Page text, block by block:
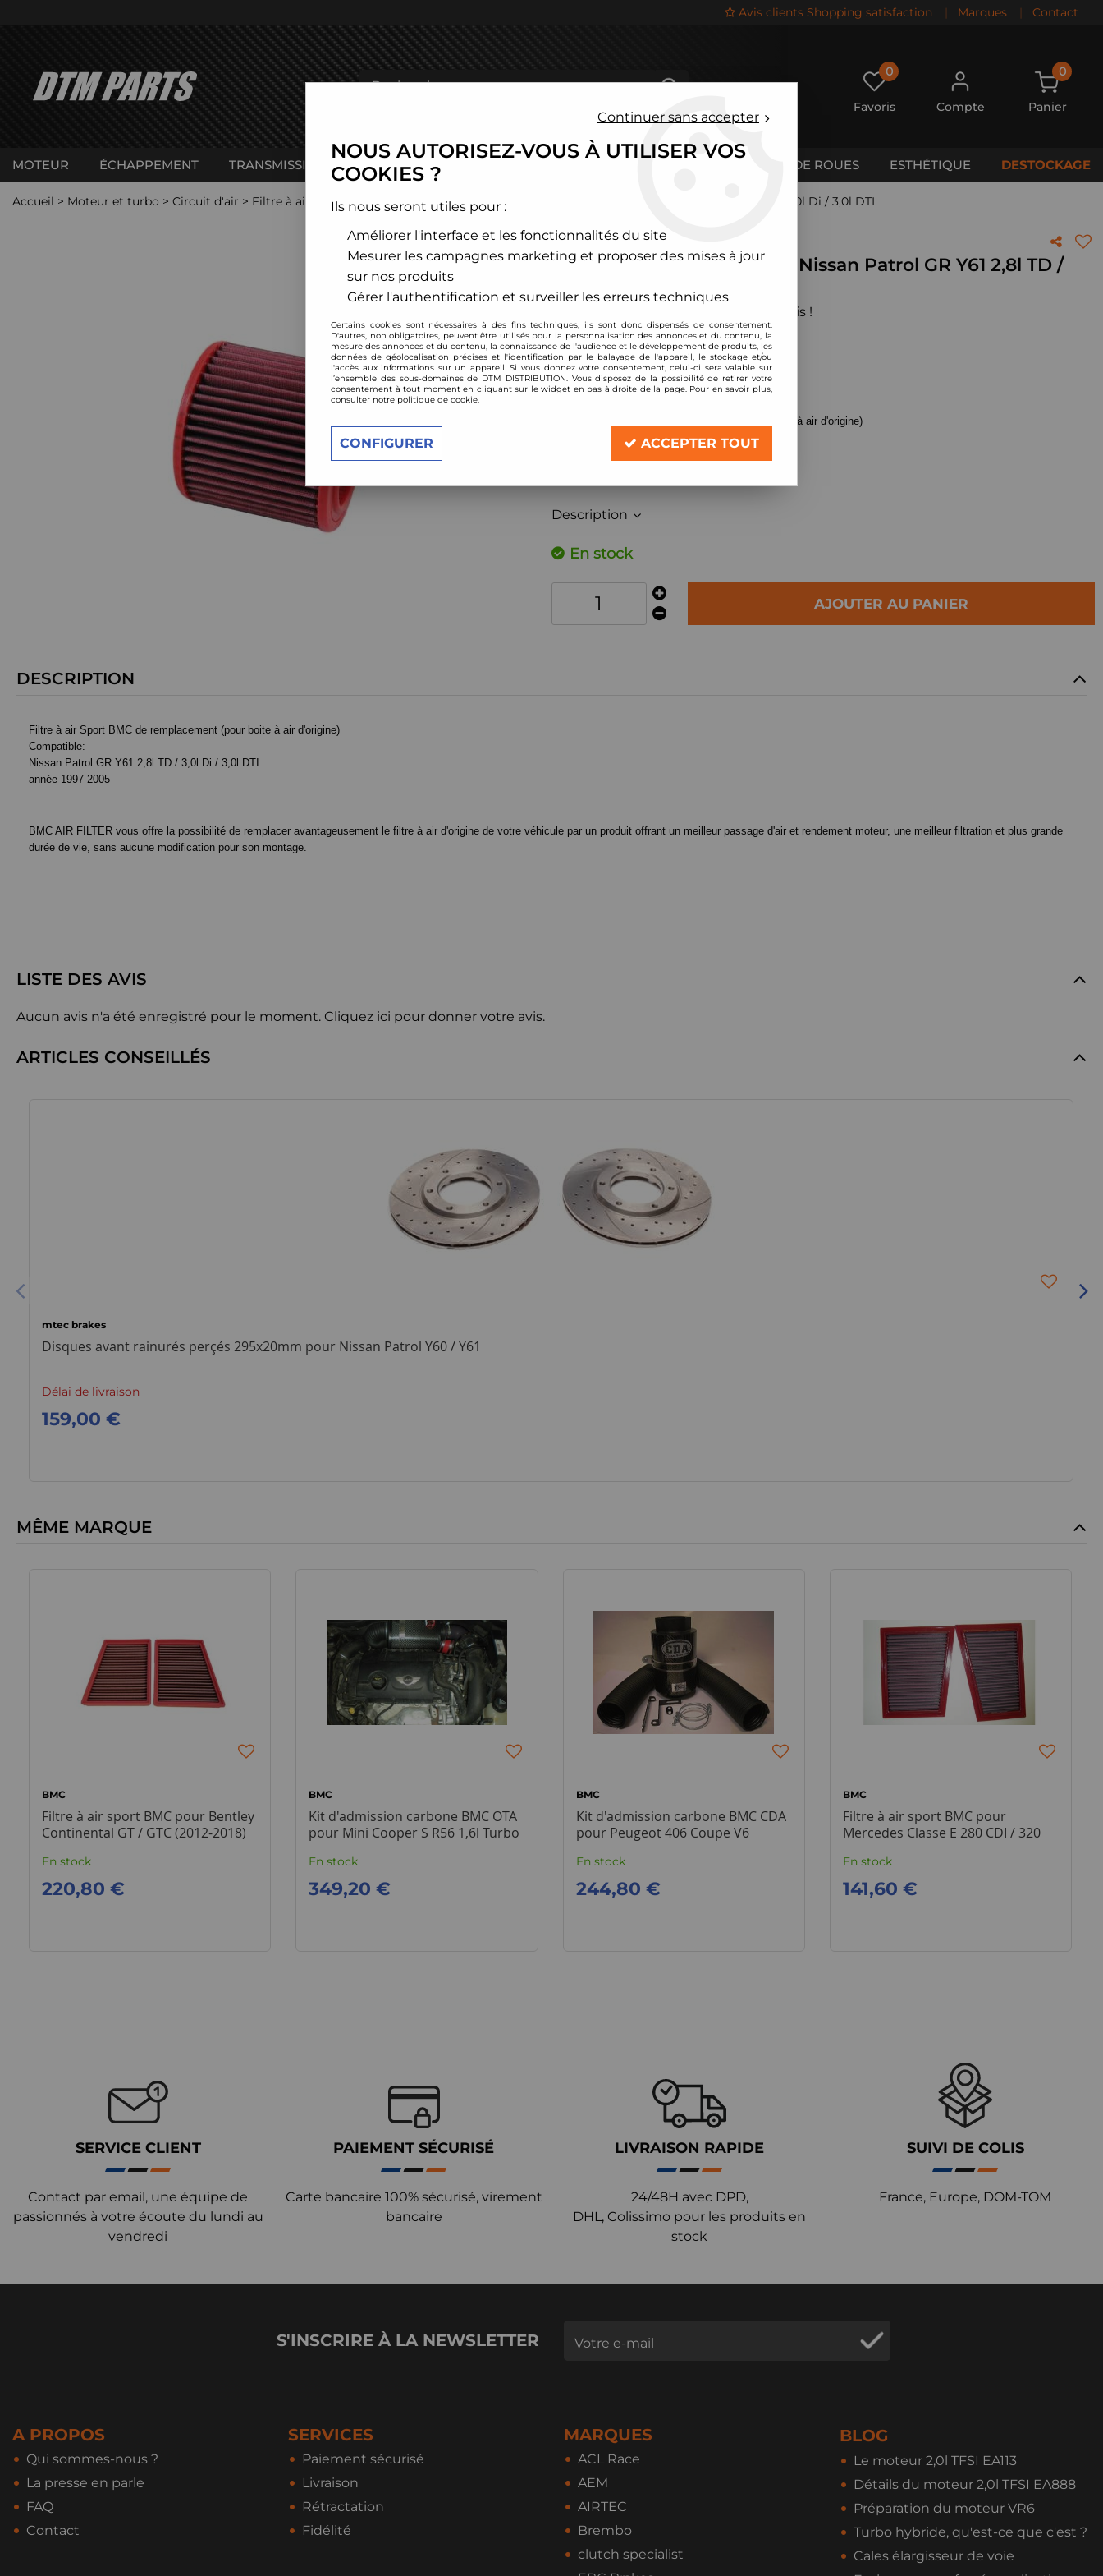
Avis clients Shopping satisfaction | Marques | Contact
0
Favoris Compte
0
Panier
MOTEUR ÉCHAPPEMENT TRANSMISSION CHÂSSIS CALES DE ROUES ESTHÉTIQUE DESTOCKAGE
Accueil > Moteur et turbo > Circuit d'air > Filtre à air sport > Nissan >Patrol >Filtre à air sport BMC pour Nissan Patrol GR Y61 2,8l TD / 3,0l Di / 3,0l DTI
BMC
Filtre à air sport BMC pour Nissan Patrol GR Y61 2,8l TD /
Soyez le premier à donner votre avis !
74,40 €TTC
Réf. : 229/07
Filtre à air Sport BMC de remplacement (pour boite à air d'origine)
Nissan Patrol GR Y61 2,8l TD / 3,0l Di / 3,0l DTI
Description
En stock
AJOUTER AU PANIER
DESCRIPTION
Filtre à air Sport BMC de remplacement (pour boite à air d'origine)
Compatible:
Nissan Patrol GR Y61 2,8l TD / 3,0l Di / 3,0l DTI
année 1997-2005
BMC AIR FILTER vous offre la possibilité de remplacer avantageusement le filtre à air d'origine de votre véhicule par un produit offrant un meilleur passage d'air et rendement moteur, une meilleur filtration et plus grande
durée de vie, sans aucune modification pour son montage.
LISTE DES AVIS
Aucun avis n'a été enregistré pour le moment. Cliquez ici pour donner votre avis.
ARTICLES CONSEILLÉS
mtec brakes
Disques avant rainurés perçés 295x20mm pour Nissan Patrol Y60 / Y61
Délai de livraison
159,00 €
MÊME MARQUE
BMC
Filtre à air sport BMC pour Bentley
Continental GT / GTC (2012-2018)
En stock
220,80 €
BMC
Kit d'admission carbone BMC OTA
pour Mini Cooper S R56 1,6l Turbo
En stock
349,20 €
BMC
Kit d'admission carbone BMC CDA
pour Peugeot 406 Coupe V6
En stock
244,80 €
BMC
Filtre à air sport BMC pour
Mercedes Classe E 280 CDI / 320
En stock
141,60 €
SERVICE CLIENT
Contact par email, une équipe de
passionnés à votre écoute du lundi au
vendredi
PAIEMENT SÉCURISÉ
Carte bancaire 100% sécurisé, virement
bancaire
LIVRAISON RAPIDE
24/48H avec DPD,
DHL, Colissimo pour les produits en
stock
SUIVI DE COLIS
France, Europe, DOM-TOM
S'INSCRIRE À LA NEWSLETTER
A PROPOS
Qui sommes-nous ?
La presse en parle
FAQ
Contact
SERVICES
Paiement sécurisé
Livraison
Rétractation
Fidélité
MARQUES
ACL Race
AEM
AIRTEC
Brembo
clutch specialist
BLOG
Le moteur 2,0l TFSI EA113
Détails du moteur 2,0l TFSI EA888
Préparation du moteur VR6
Turbo hybride, qu'est-ce que c'est ?
Cales élargisseur de voie
Continuer sans accepter
NOUS AUTORISEZ-VOUS À UTILISER VOS
COOKIES ?
Ils nous seront utiles pour :
Améliorer l'interface et les fonctionnalités du site
Mesurer les campagnes marketing et proposer des mises à jour
sur nos produits
Gérer l'authentification et surveiller les erreurs techniques
Certains cookies sont nécessaires à des fins techniques, ils sont donc dispensés de consentement.
D'autres, non obligatoires, peuvent être utilisés pour la personnalisation des annonces et du contenu, la
mesure des annonces et du contenu, la connaissance de l'audience et le développement de produits, les
données de géolocalisation précises et l'identification par le balayage de l'appareil, le stockage et/ou
l'accès aux informations sur un appareil. Si vous donnez votre consentement, celui-ci sera valable sur
l’ensemble des sous-domaines de DTM DISTRIBUTION. Vous disposez de la possibilité de retirer votre
consentement à tout moment en cliquant sur le widget en bas à droite de la page. Pour en savoir plus,
consulter notre politique de cookie.
CONFIGURER ACCEPTER TOUT